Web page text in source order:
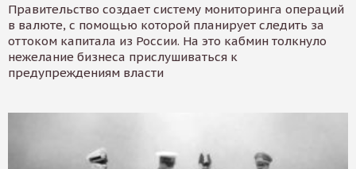
Правительство создает систему мониторинга операций
в валюте, с помощью которой планирует следить за
оттоком капитала из России. На это кабмин толкнуло
нежелание бизнеса прислушиваться к
предупреждениям власти